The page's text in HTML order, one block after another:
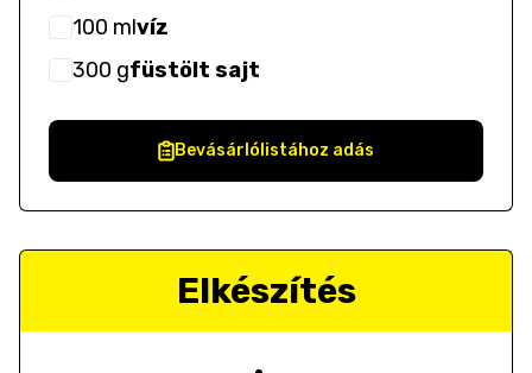
100 mlvíz
300 gfüstölt sajt
Bevásárlólistához adás
Elkészítés